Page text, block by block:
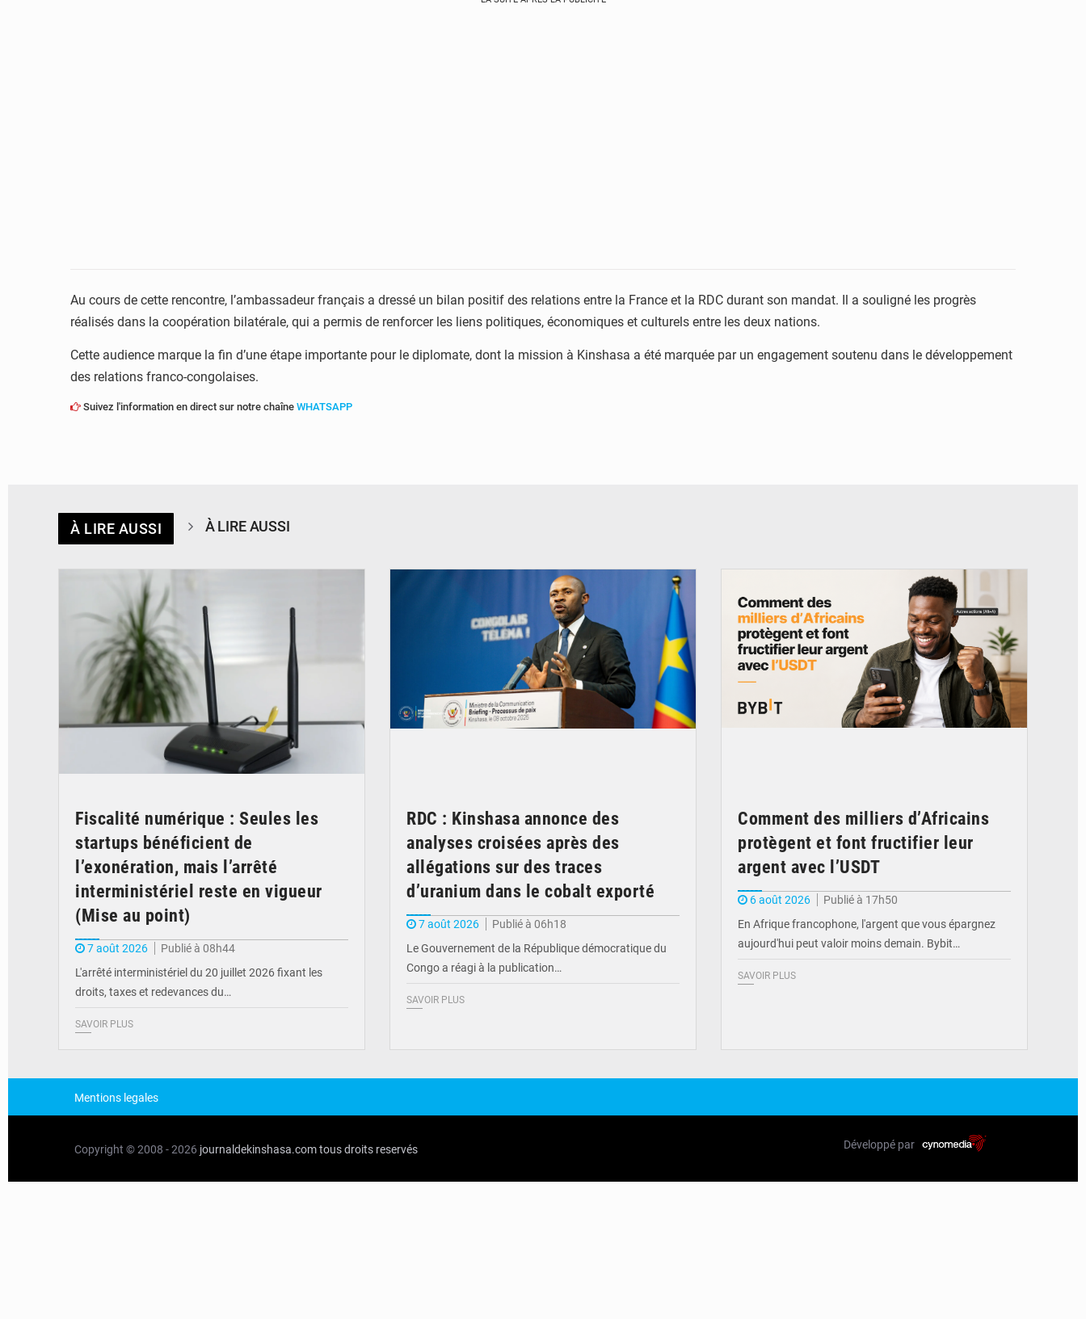
Au cours de cette rencontre, l’ambassadeur français a dressé un bilan positif des relations entre la France et la RDC durant son mandat. Il a souligné les progrès
réalisés dans la coopération bilatérale, qui a permis de renforcer les liens politiques, économiques et culturels entre les deux nations.
Cette audience marque la fin d’une étape importante pour le diplomate, dont la mission à Kinshasa a été marquée par un engagement soutenu dans le développement
des relations franco-congolaises.
Suivez l'information en direct sur notre chaîne WHATSAPP
À LIRE AUSSI À LIRE AUSSI
Fiscalité numérique : Seules les
startups bénéficient de
l’exonération, mais l’arrêté
interministériel reste en vigueur
(Mise au point)
7 août 2026
Publié à 08h44
L'arrêté interministériel du 20 juillet 2026 fixant les
droits, taxes et redevances du…
SAVOIR PLUS
RDC : Kinshasa annonce des
analyses croisées après des
allégations sur des traces
d’uranium dans le cobalt exporté
7 août 2026
Publié à 06h18
Le Gouvernement de la République démocratique du
Congo a réagi à la publication…
SAVOIR PLUS
Comment des milliers d’Africains
protègent et font fructifier leur
argent avec l’USDT
6 août 2026
Publié à 17h50
En Afrique francophone, l'argent que vous épargnez
aujourd'hui peut valoir moins demain. Bybit…
SAVOIR PLUS
Mentions legales
Copyright © 2008 - 2026 journaldekinshasa.comtous droits reservés Développé par